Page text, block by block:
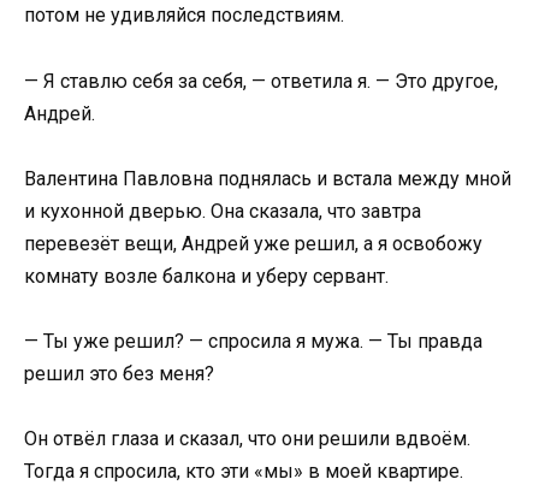
потом не удивляйся последствиям.
— Я ставлю себя за себя, — ответила я. — Это другое,
Андрей.
Валентина Павловна поднялась и встала между мной
и кухонной дверью. Она сказала, что завтра
перевезёт вещи, Андрей уже решил, а я освобожу
комнату возле балкона и уберу сервант.
— Ты уже решил? — спросила я мужа. — Ты правда
решил это без меня?
Он отвёл глаза и сказал, что они решили вдвоём.
Тогда я спросила, кто эти «мы» в моей квартире.